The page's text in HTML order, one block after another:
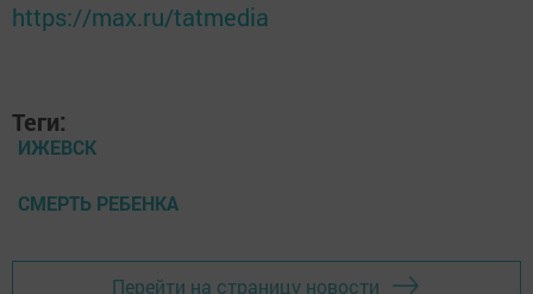
https://max.ru/tatmedia
Теги:
ИЖЕВСК
СМЕРТЬ РЕБЕНКА
Перейти на страницу новости